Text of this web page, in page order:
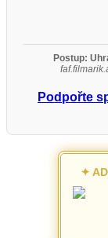
Postup:
Podpořte
✦